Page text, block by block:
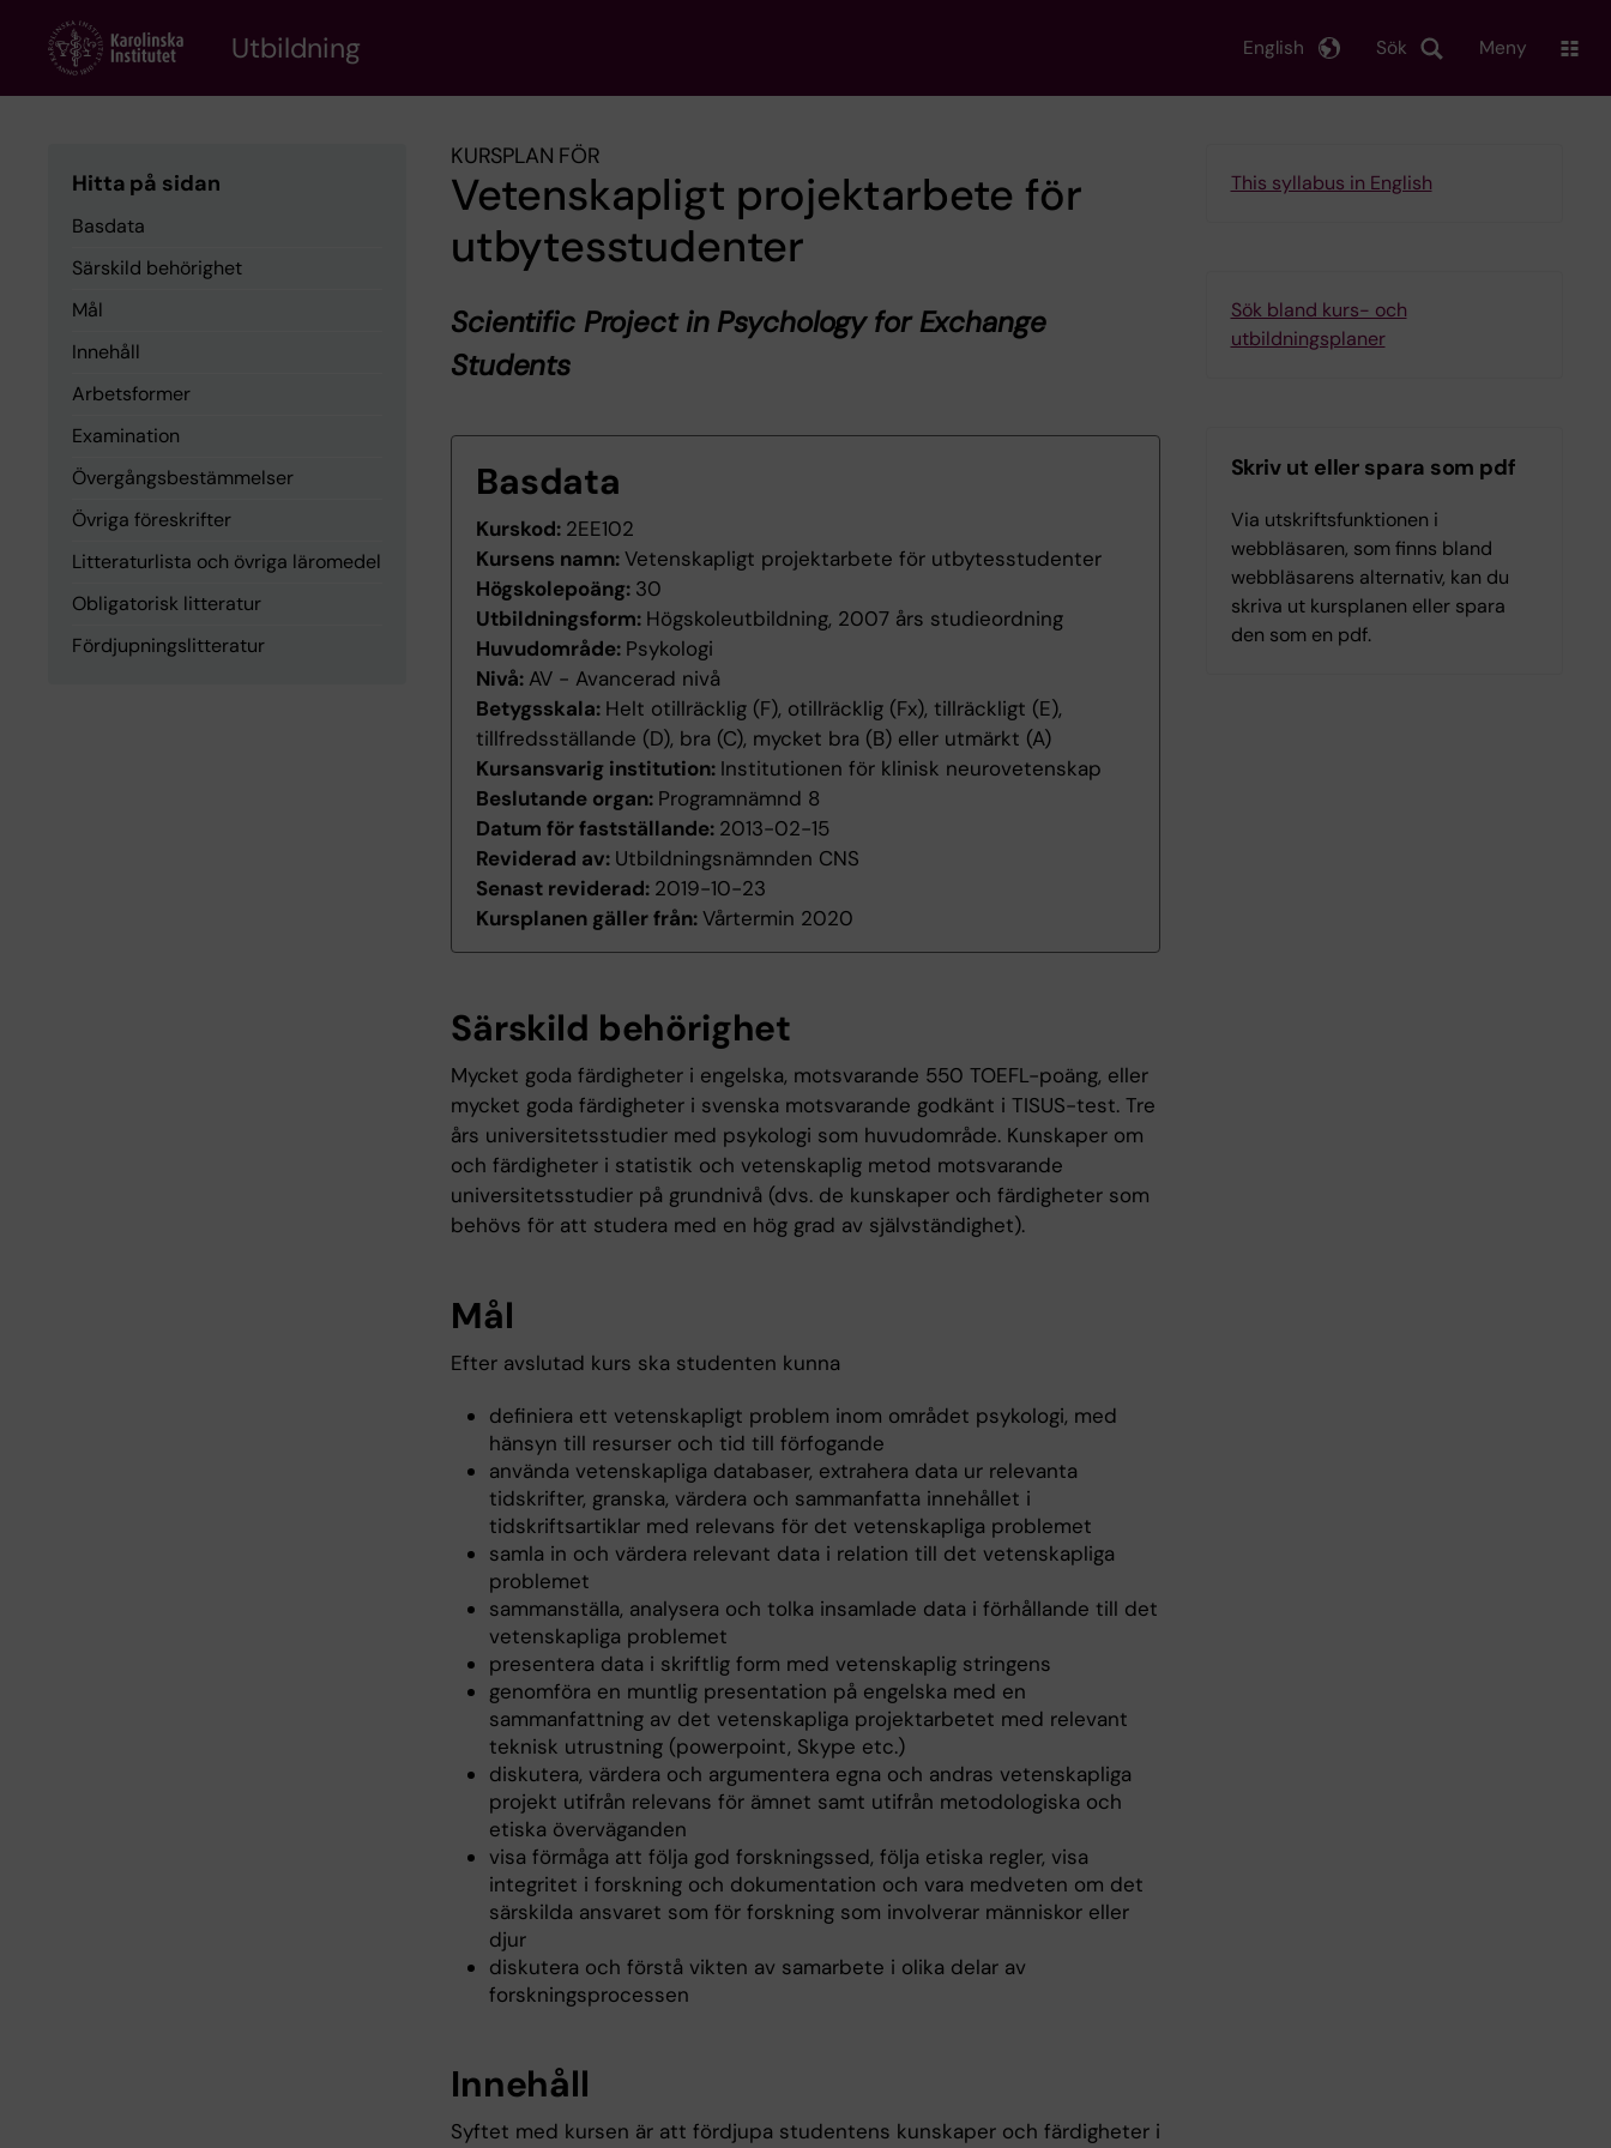
content
Utbildning Sök
English Meny
Hitta på sidan
Basdata
Särskild behörighet
Mål
Innehåll
Arbetsformer
Examination
Övergångsbestämmelser
Övriga föreskrifter
Litteraturlista och övriga läromedel
Obligatorisk litteratur
Fördjupningslitteratur
KURSPLAN FÖR
Vetenskapligt projektarbete för
utbytesstudenter
Scientific Project in Psychology for Exchange
Students
Basdata
Kurskod: 2EE102
Kursens namn:Vetenskapligt projektarbete för utbytesstudenter
Högskolepoäng: 30
Utbildningsform: Högskoleutbildning, 2007 års studieordning
Huvudområde: Psykologi
Nivå: AV - Avancerad nivå
Betygsskala: Helt otillräcklig (F), otillräcklig (Fx), tillräckligt (E),
tillfredsställande (D), bra (C), mycket bra (B) eller utmärkt (A)
Kursansvarig institution: Institutionen för klinisk neurovetenskap
Beslutande organ: Programnämnd 8
Datum för fastställande: 2013-02-15
Reviderad av: Utbildningsnämnden CNS
Senast reviderad: 2019-10-23
Kursplanen gäller från:Vårtermin 2020
Särskild behörighet
Mycket goda färdigheter i engelska, motsvarande 550 TOEFL-poäng, eller
mycket goda färdigheter i svenska motsvarande godkänt i TISUS-test. Tre
års universitetsstudier med psykologi som huvudområde. Kunskaper om
och färdigheter i statistik och vetenskaplig metod motsvarande
universitetsstudier på grundnivå (dvs. de kunskaper och färdigheter som
behövs för att studera med en hög grad av självständighet).
Mål
Efter avslutad kurs ska studenten kunna
definiera ett vetenskapligt problem inom området psykologi, med
hänsyn till resurser och tid till förfogande
använda vetenskapliga databaser, extrahera data ur relevanta
tidskrifter, granska, värdera och sammanfatta innehållet i
tidskriftsartiklar med relevans för det vetenskapliga problemet
samla in och värdera relevant data i relation till det vetenskapliga
problemet
sammanställa, analysera och tolka insamlade data i förhållande till det
vetenskapliga problemet
presentera data i skriftlig form med vetenskaplig stringens
genomföra en muntlig presentation på engelska med en
sammanfattning av det vetenskapliga projektarbetet med relevant
teknisk utrustning (powerpoint, Skype etc.)
diskutera, värdera och argumentera egna och andras vetenskapliga
projekt utifrån relevans för ämnet samt utifrån metodologiska och
etiska överväganden
visa förmåga att följa god forskningssed, följa etiska regler, visa
integritet i forskning och dokumentation och vara medveten om det
särskilda ansvaret som för forskning som involverar människor eller
djur
diskutera och förstå vikten av samarbete i olika delar av
forskningsprocessen
Innehåll
Syftet med kursen är att fördjupa studentens kunskaper och färdigheter i
This syllabus in English
Sök bland kurs- och
utbildningsplaner
Skriv ut eller spara som pdf
Via utskriftsfunktionen i
webbläsaren, som finns bland
webbläsarens alternativ, kan du
skriva ut kursplanen eller spara
den som en pdf.